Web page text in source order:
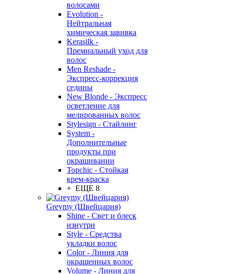
волосами
Evolution -
Нейтральная
химическая завивка
Kerasilk -
Премиальный уход для
волос
Men Reshade -
Экспресс-коррекция
седины
New Blonde - Экспресс
осветление для
мелированных волос
Stylesign - Стайлинг
System -
Дополнительные
продукты при
окрашивании
Topchic - Стойкая
крем-краска
+ ЕЩЕ 8
Greymy (Швейцария)
Shine - Свет и блеск
изнутри
Style - Средства
укладки волос
Color - Линия для
окрашенных волос
Volume - Линия для